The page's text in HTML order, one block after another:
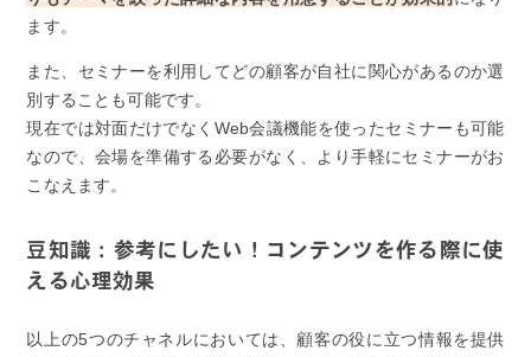
ます。
また、セミナーを利用してどの顧客が自社に関心があるのか選
別することも可能です。
現在では対面だけでなくWeb会議機能を使ったセミナーも可能
なので、会場を準備する必要がなく、より手軽にセミナーがお
こなえます。
豆知識：参考にしたい！コンテンツを作る際に使
える心理効果
以上の5つのチャネルにおいては、顧客の役に立つ情報を提供